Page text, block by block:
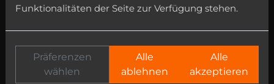
Funktionalitäten der Seite zur Verfügung stehen.
Präferenzen
wählen
Alle
ablehnen
Alle
akzeptieren